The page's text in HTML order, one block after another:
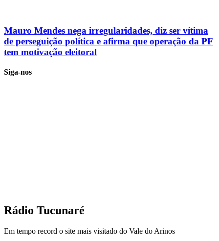
Mauro Mendes nega irregularidades, diz ser vítima
de perseguição política e afirma que operação da PF
tem motivação eleitoral
Siga-nos
Rádio Tucunaré
Em tempo record o site mais visitado do Vale do Arinos